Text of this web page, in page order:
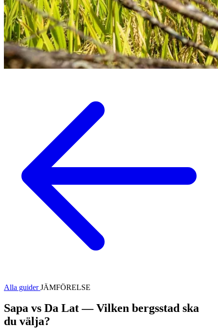
Alla guiderJÄMFÖRELSE
Sapa vs Da Lat — Vilken bergsstad ska
du välja?